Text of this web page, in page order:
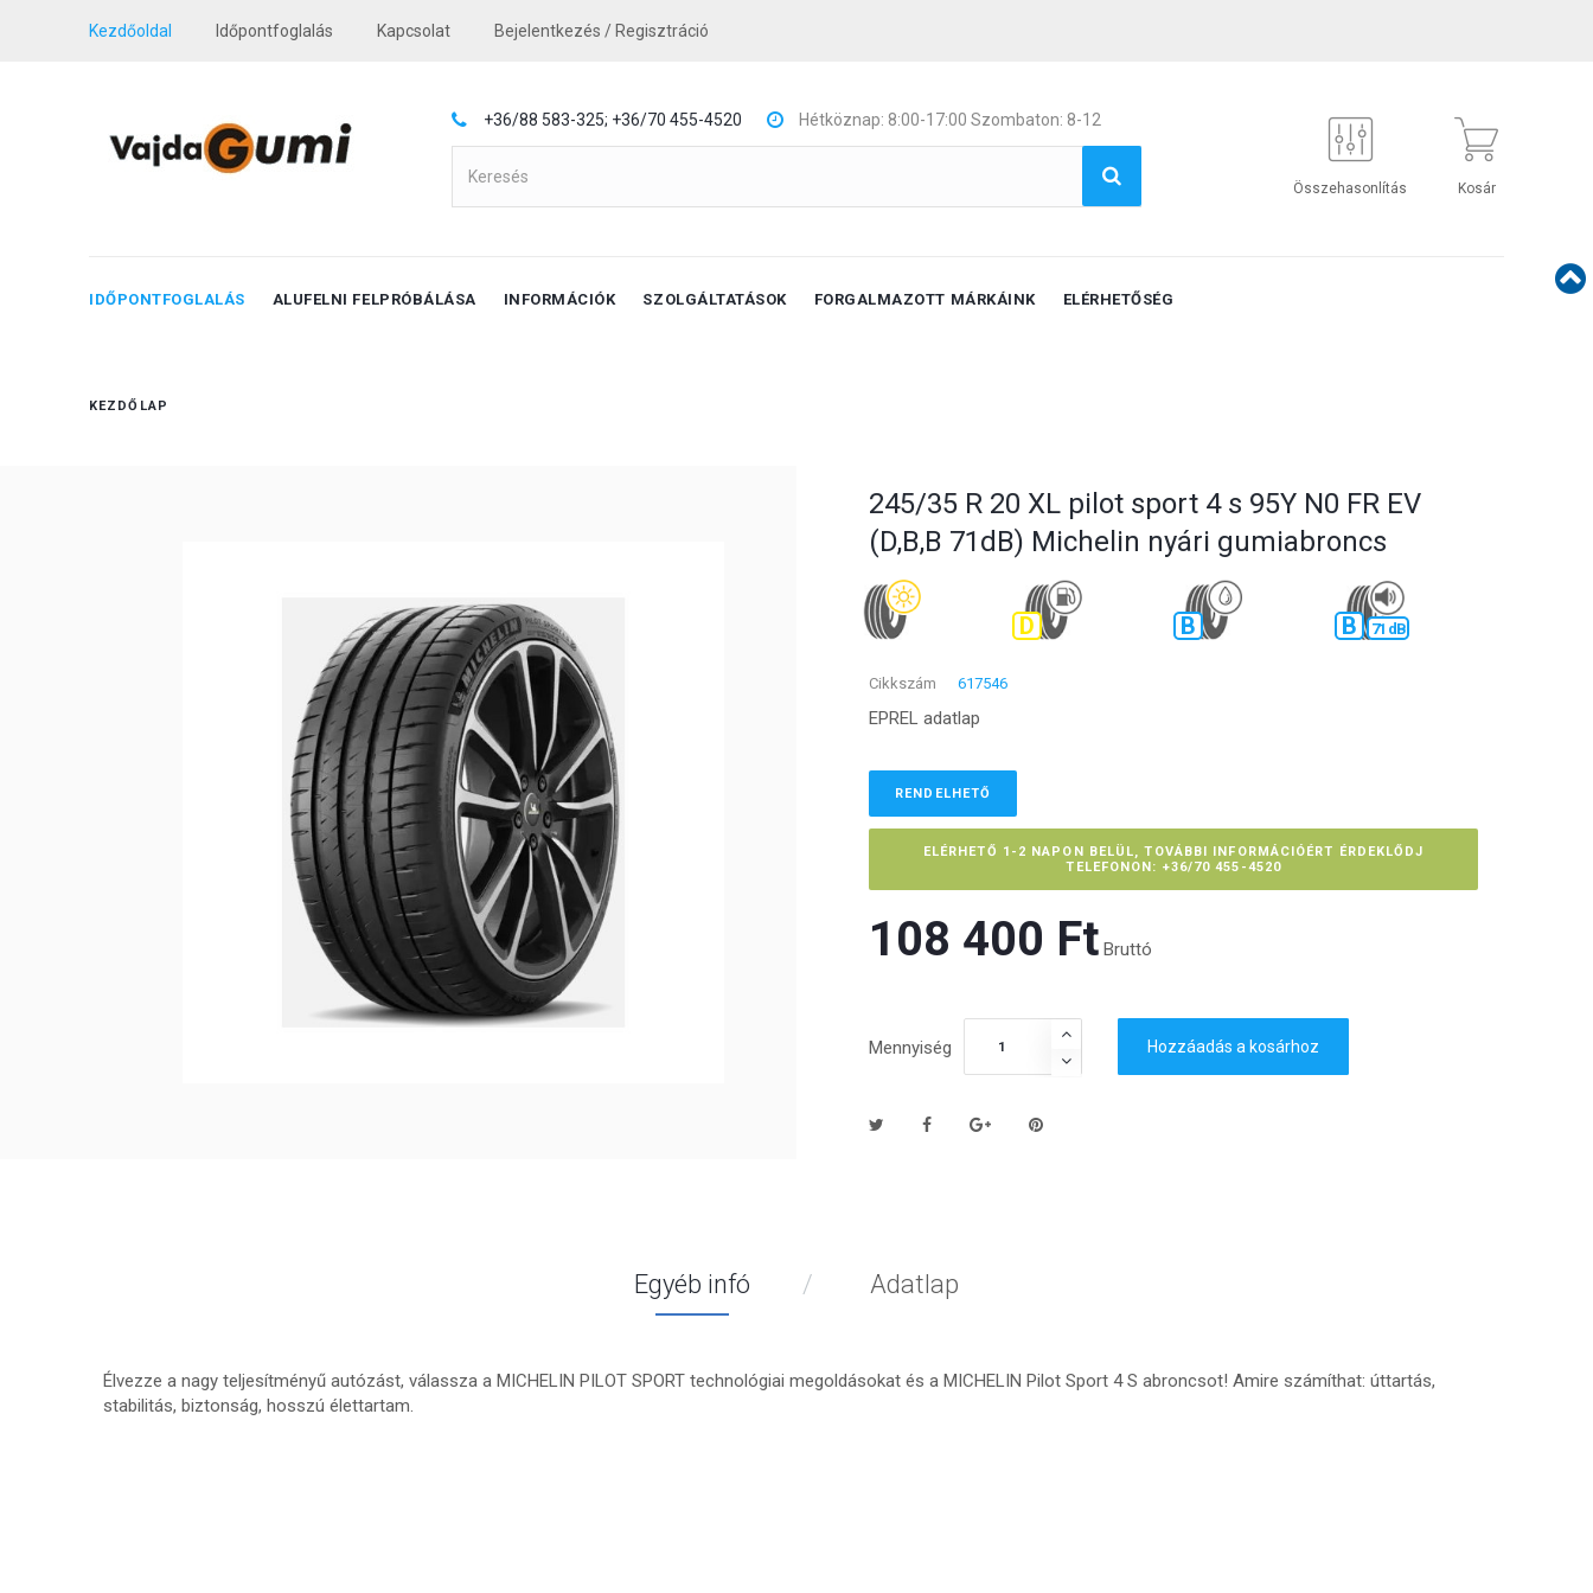
Kezdőoldal Időpontfoglalás Kapcsolat Bejelentkezés / Regisztráció
+36/88 583-325; +36/70 455-4520 Hétköznap: 8:00-17:00 Szombaton: 8-12
Összehasonlítás Kosár
IDŐPONTFOGLALÁS ALUFELNI FELPRÓBÁLÁSA INFORMÁCIÓK SZOLGÁLTATÁSOK FORGALMAZOTT MÁRKÁINK ELÉRHETŐSÉG
KEZDŐLAP
245/35 R 20 XL pilot sport 4 s 95Y N0 FR EV
(D,B,B 71dB) Michelin nyári gumiabroncs
D B B 71 dB
Cikkszám 617546
EPREL adatlap
RENDELHETŐ
ELÉRHETŐ 1-2 NAPON BELÜL, TOVÁBBI INFORMÁCIÓÉRT ÉRDEKLŐDJ
TELEFONON: +36/70 455-4520
108 400 Ft‎ Bruttó
Mennyiség Hozzáadás a kosárhoz
Egyéb infó Adatlap
Élvezze a nagy teljesítményű autózást, válassza a MICHELIN PILOT SPORT technológiai megoldásokat és a MICHELIN Pilot Sport 4 S abroncsot! Amire számíthat: úttartás,
stabilitás, biztonság, hosszú élettartam.